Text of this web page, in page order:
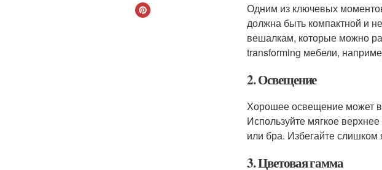
Одним из ключевых
должна быть компактной и
вешалкам, которые можно
transforming мебели,
2. Освещение
Хорошее освещение может
Используйте мягкое
или бра. Избегайте слишком
3. Цветовая гамма